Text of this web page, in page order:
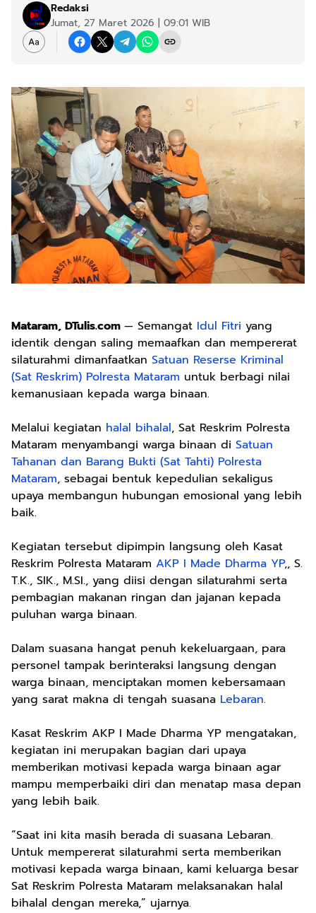
Redaksi
Jumat, 27 Maret 2026 | 09:01 WIB
Mataram, DTulis.com — Semangat Idul Fitri yang
identik dengan saling memaafkan dan mempererat
silaturahmi dimanfaatkan Satuan Reserse Kriminal
(Sat Reskrim) Polresta Mataram untuk berbagi nilai
kemanusiaan kepada warga binaan.
Melalui kegiatan halal bihalal, Sat Reskrim Polresta
Mataram menyambangi warga binaan di Satuan
Tahanan dan Barang Bukti (Sat Tahti) Polresta
Mataram, sebagai bentuk kepedulian sekaligus
upaya membangun hubungan emosional yang lebih
baik.
Kegiatan tersebut dipimpin langsung oleh Kasat
Reskrim Polresta Mataram AKP I Made Dharma YP,, S.
T.K., SIK., M.SI., yang diisi dengan silaturahmi serta
pembagian makanan ringan dan jajanan kepada
puluhan warga binaan.
Dalam suasana hangat penuh kekeluargaan, para
personel tampak berinteraksi langsung dengan
warga binaan, menciptakan momen kebersamaan
yang sarat makna di tengah suasana Lebaran.
Kasat Reskrim AKP I Made Dharma YP mengatakan,
kegiatan ini merupakan bagian dari upaya
memberikan motivasi kepada warga binaan agar
mampu memperbaiki diri dan menatap masa depan
yang lebih baik.
“Saat ini kita masih berada di suasana Lebaran.
Untuk mempererat silaturahmi serta memberikan
motivasi kepada warga binaan, kami keluarga besar
Sat Reskrim Polresta Mataram melaksanakan halal
bihalal dengan mereka,” ujarnya.